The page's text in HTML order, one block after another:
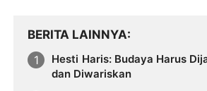
BERITA LAINNYA
Hesti Haris: Budaya Harus
dan Diwariskan